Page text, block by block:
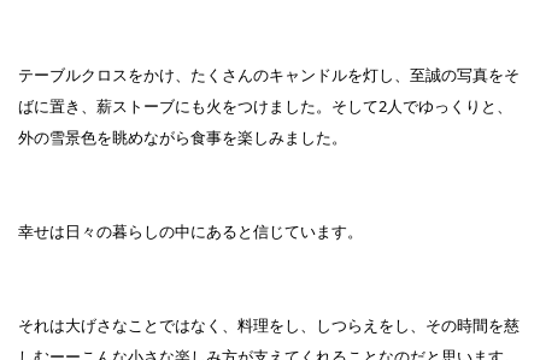
テーブルクロスをかけ、たくさんのキャンドルを灯し、至誠の写真をそ
ばに置き、薪ストーブにも火をつけました。そして2人でゆっくりと、
外の雪景色を眺めながら食事を楽しみました。
幸せは日々の暮らしの中にあると信じています。
それは大げさなことではなく、料理をし、しつらえをし、その時間を慈